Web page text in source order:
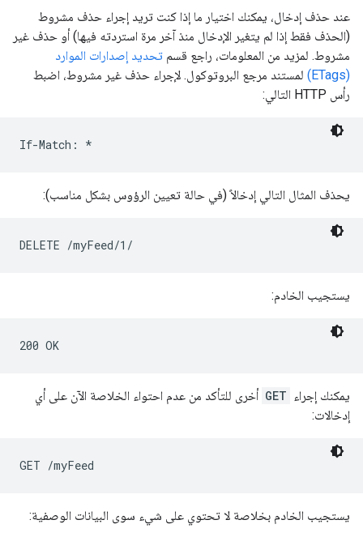
عند حذف إدخال، يمكنك اختيار ما إذا كنت تريد إجراء حذف مشروط
(الحذف فقط إذا لم يتغير الإدخال منذ آخر مرة استردته فيها) أو حذف غير
مشروط. لمزيد من المعلومات، راجع قسم تحديد إصدارات الموارد
(ETags)
لمستند مرجع البروتوكول. لإجراء حذف غير مشروط، اضبط
رأس HTTP التالي:
يحذف المثال التالي إدخالاً (في حالة تعيين الرؤوس بشكل مناسب):
يستجيب الخادم:
يمكنك إجراء GET أخرى للتأكد من عدم احتواء الخلاصة الآن على أي
إدخالات:
يستجيب الخادم بخلاصة لا تحتوي على شيء سوى البيانات الوصفية: